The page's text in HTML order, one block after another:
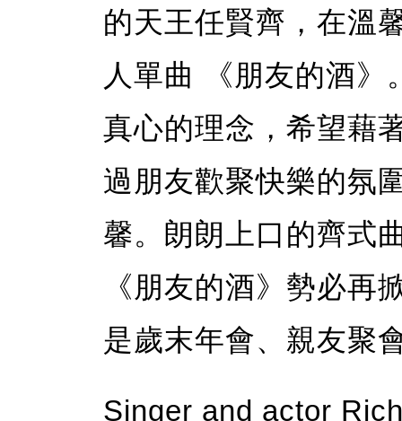
的天王任賢齊，在溫
人單曲 《朋友的酒
真心的理念，希望藉
過朋友歡聚快樂的氛
馨。朗朗上口的齊式
《朋友的酒》勢必再
是歲末年會、親友聚
Singer and actor